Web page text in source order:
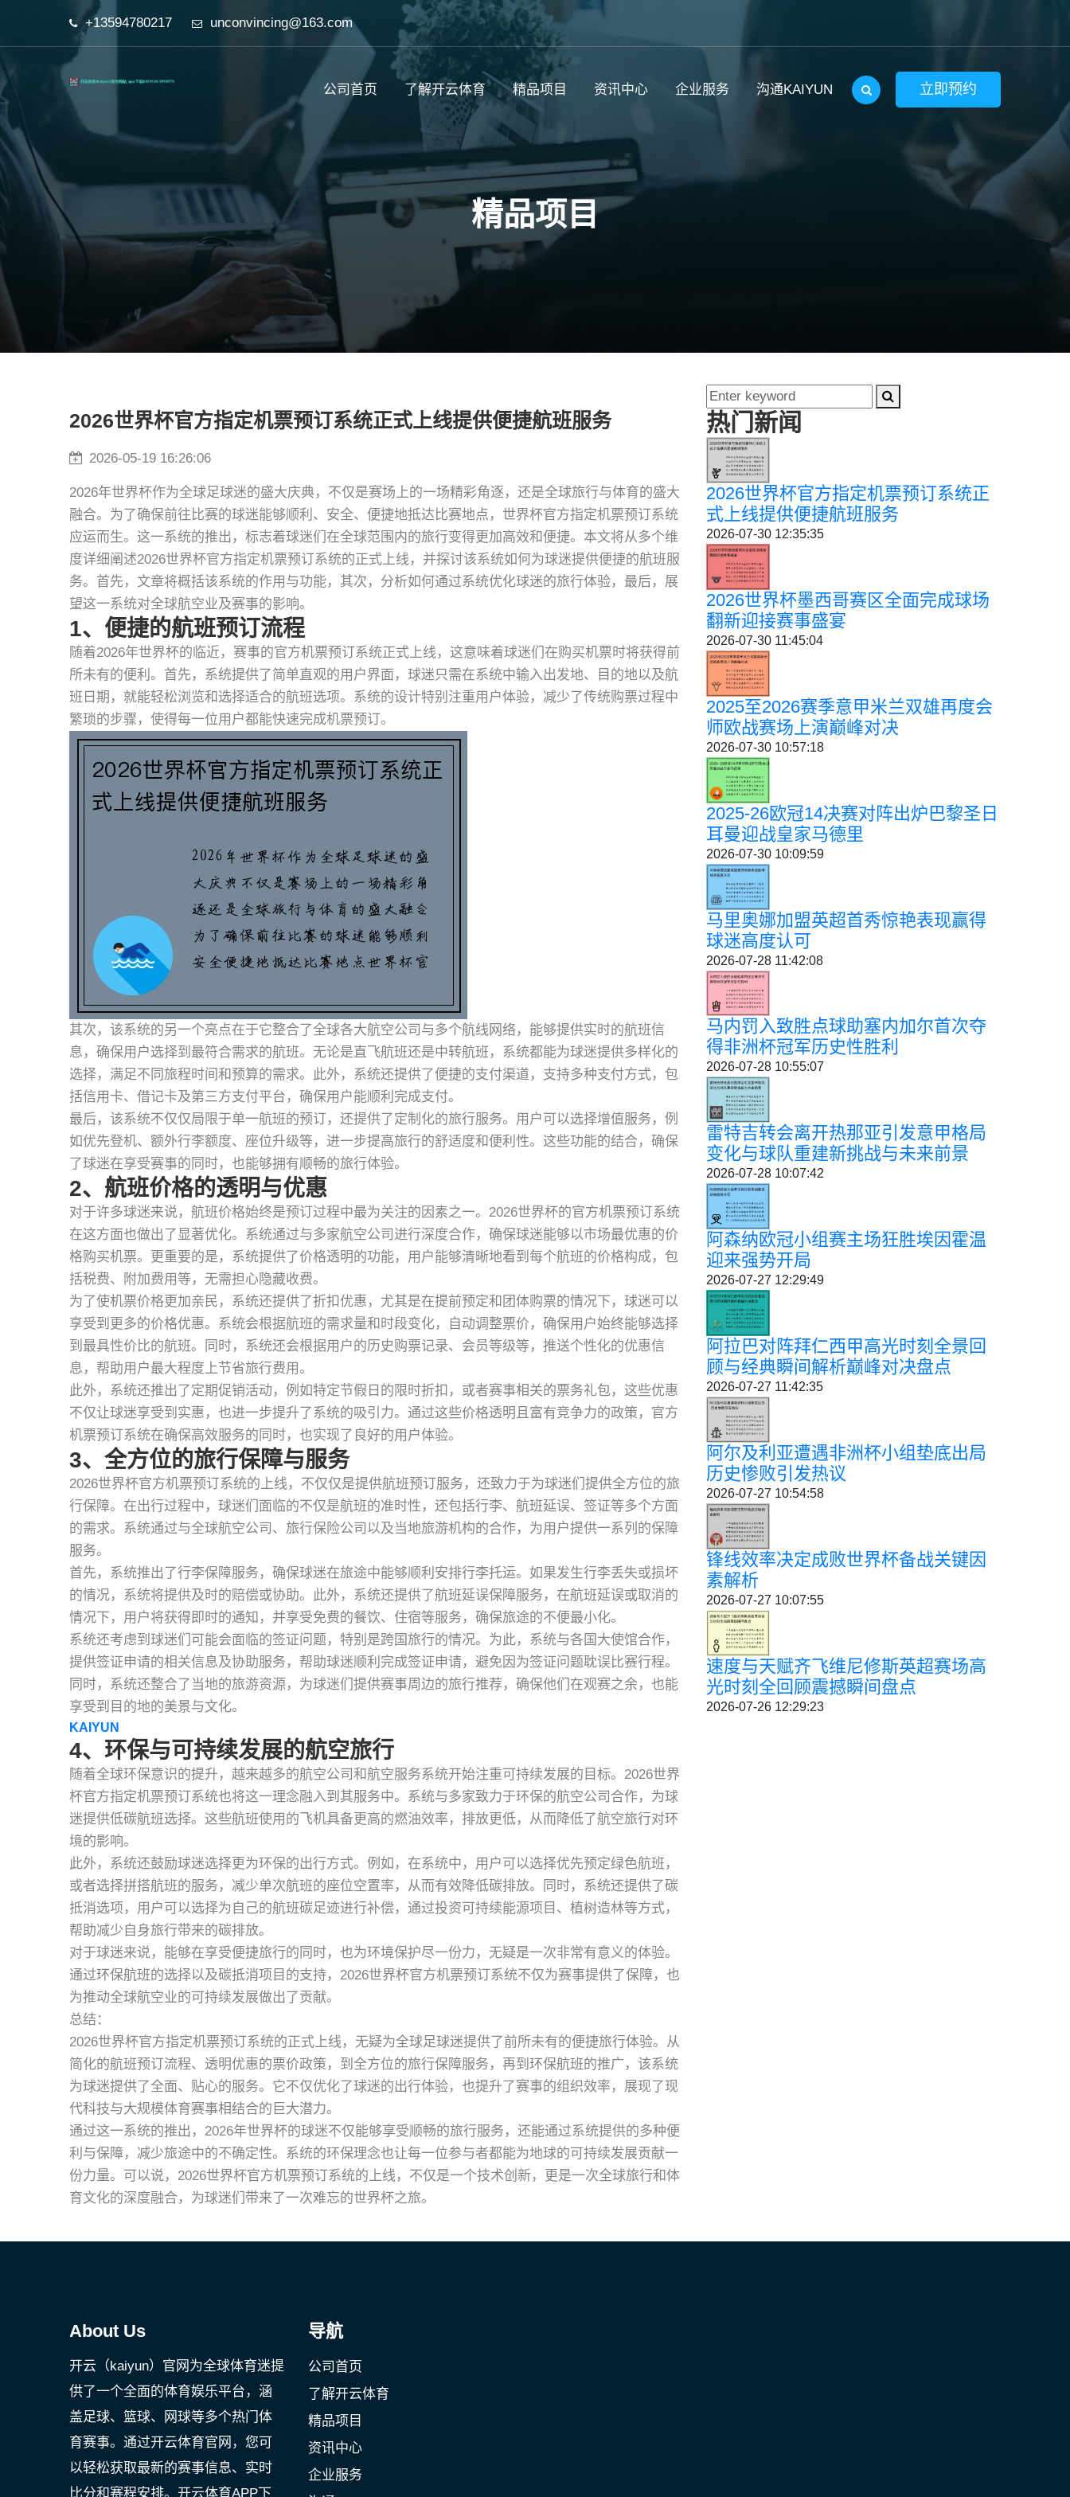
+13594780217 unconvincing@163.com
公司首页 了解开云体育 精品项目 资讯中心 企业服务 沟通KAIYUN 立即预约
精品项目
2026世界杯官方指定机票预订系统正式上线提供便捷航班服务
2026-05-19 16:26:06
2026年世界杯作为全球足球迷的盛大庆典，不仅是赛场上的一场精彩角逐，还是全球旅行与体育的盛大
融合。为了确保前往比赛的球迷能够顺利、安全、便捷地抵达比赛地点，世界杯官方指定机票预订系统
应运而生。这一系统的推出，标志着球迷们在全球范围内的旅行变得更加高效和便捷。本文将从多个维
度详细阐述2026世界杯官方指定机票预订系统的正式上线，并探讨该系统如何为球迷提供便捷的航班服
务。首先，文章将概括该系统的作用与功能，其次，分析如何通过系统优化球迷的旅行体验，最后，展
望这一系统对全球航空业及赛事的影响。
1、便捷的航班预订流程
随着2026年世界杯的临近，赛事的官方机票预订系统正式上线，这意味着球迷们在购买机票时将获得前
所未有的便利。首先，系统提供了简单直观的用户界面，球迷只需在系统中输入出发地、目的地以及航
班日期，就能轻松浏览和选择适合的航班选项。系统的设计特别注重用户体验，减少了传统购票过程中
繁琐的步骤，使得每一位用户都能快速完成机票预订。
其次，该系统的另一个亮点在于它整合了全球各大航空公司与多个航线网络，能够提供实时的航班信
息，确保用户选择到最符合需求的航班。无论是直飞航班还是中转航班，系统都能为球迷提供多样化的
选择，满足不同旅程时间和预算的需求。此外，系统还提供了便捷的支付渠道，支持多种支付方式，包
括信用卡、借记卡及第三方支付平台，确保用户能顺利完成支付。
最后，该系统不仅仅局限于单一航班的预订，还提供了定制化的旅行服务。用户可以选择增值服务，例
如优先登机、额外行李额度、座位升级等，进一步提高旅行的舒适度和便利性。这些功能的结合，确保
了球迷在享受赛事的同时，也能够拥有顺畅的旅行体验。
2、航班价格的透明与优惠
对于许多球迷来说，航班价格始终是预订过程中最为关注的因素之一。2026世界杯的官方机票预订系统
在这方面也做出了显著优化。系统通过与多家航空公司进行深度合作，确保球迷能够以市场最优惠的价
格购买机票。更重要的是，系统提供了价格透明的功能，用户能够清晰地看到每个航班的价格构成，包
括税费、附加费用等，无需担心隐藏收费。
为了使机票价格更加亲民，系统还提供了折扣优惠，尤其是在提前预定和团体购票的情况下，球迷可以
享受到更多的价格优惠。系统会根据航班的需求量和时段变化，自动调整票价，确保用户始终能够选择
到最具性价比的航班。同时，系统还会根据用户的历史购票记录、会员等级等，推送个性化的优惠信
息，帮助用户最大程度上节省旅行费用。
此外，系统还推出了定期促销活动，例如特定节假日的限时折扣，或者赛事相关的票务礼包，这些优惠
不仅让球迷享受到实惠，也进一步提升了系统的吸引力。通过这些价格透明且富有竞争力的政策，官方
机票预订系统在确保高效服务的同时，也实现了良好的用户体验。
3、全方位的旅行保障与服务
2026世界杯官方机票预订系统的上线，不仅仅是提供航班预订服务，还致力于为球迷们提供全方位的旅
行保障。在出行过程中，球迷们面临的不仅是航班的准时性，还包括行李、航班延误、签证等多个方面
的需求。系统通过与全球航空公司、旅行保险公司以及当地旅游机构的合作，为用户提供一系列的保障
服务。
首先，系统推出了行李保障服务，确保球迷在旅途中能够顺利安排行李托运。如果发生行李丢失或损坏
的情况，系统将提供及时的赔偿或协助。此外，系统还提供了航班延误保障服务，在航班延误或取消的
情况下，用户将获得即时的通知，并享受免费的餐饮、住宿等服务，确保旅途的不便最小化。
系统还考虑到球迷们可能会面临的签证问题，特别是跨国旅行的情况。为此，系统与各国大使馆合作，
提供签证申请的相关信息及协助服务，帮助球迷顺利完成签证申请，避免因为签证问题耽误比赛行程。
同时，系统还整合了当地的旅游资源，为球迷们提供赛事周边的旅行推荐，确保他们在观赛之余，也能
享受到目的地的美景与文化。
KAIYUN
4、环保与可持续发展的航空旅行
随着全球环保意识的提升，越来越多的航空公司和航空服务系统开始注重可持续发展的目标。2026世界
杯官方指定机票预订系统也将这一理念融入到其服务中。系统与多家致力于环保的航空公司合作，为球
迷提供低碳航班选择。这些航班使用的飞机具备更高的燃油效率，排放更低，从而降低了航空旅行对环
境的影响。
此外，系统还鼓励球迷选择更为环保的出行方式。例如，在系统中，用户可以选择优先预定绿色航班，
或者选择拼搭航班的服务，减少单次航班的座位空置率，从而有效降低碳排放。同时，系统还提供了碳
抵消选项，用户可以选择为自己的航班碳足迹进行补偿，通过投资可持续能源项目、植树造林等方式，
帮助减少自身旅行带来的碳排放。
对于球迷来说，能够在享受便捷旅行的同时，也为环境保护尽一份力，无疑是一次非常有意义的体验。
通过环保航班的选择以及碳抵消项目的支持，2026世界杯官方机票预订系统不仅为赛事提供了保障，也
为推动全球航空业的可持续发展做出了贡献。
总结：
2026世界杯官方指定机票预订系统的正式上线，无疑为全球足球迷提供了前所未有的便捷旅行体验。从
简化的航班预订流程、透明优惠的票价政策，到全方位的旅行保障服务，再到环保航班的推广，该系统
为球迷提供了全面、贴心的服务。它不仅优化了球迷的出行体验，也提升了赛事的组织效率，展现了现
代科技与大规模体育赛事相结合的巨大潜力。
通过这一系统的推出，2026年世界杯的球迷不仅能够享受顺畅的旅行服务，还能通过系统提供的多种便
利与保障，减少旅途中的不确定性。系统的环保理念也让每一位参与者都能为地球的可持续发展贡献一
份力量。可以说，2026世界杯官方机票预订系统的上线，不仅是一个技术创新，更是一次全球旅行和体
育文化的深度融合，为球迷们带来了一次难忘的世界杯之旅。
热门新闻
2026世界杯官方指定机票预订系统正
式上线提供便捷航班服务
2026-07-30 12:35:35
2026世界杯墨西哥赛区全面完成球场
翻新迎接赛事盛宴
2026-07-30 11:45:04
2025至2026赛季意甲米兰双雄再度会
师欧战赛场上演巅峰对决
2026-07-30 10:57:18
2025-26欧冠14决赛对阵出炉巴黎圣日
耳曼迎战皇家马德里
2026-07-30 10:09:59
马里奥娜加盟英超首秀惊艳表现赢得
球迷高度认可
2026-07-28 11:42:08
马内罚入致胜点球助塞内加尔首次夺
得非洲杯冠军历史性胜利
2026-07-28 10:55:07
雷特吉转会离开热那亚引发意甲格局
变化与球队重建新挑战与未来前景
2026-07-28 10:07:42
阿森纳欧冠小组赛主场狂胜埃因霍温
迎来强势开局
2026-07-27 12:29:49
阿拉巴对阵拜仁西甲高光时刻全景回
顾与经典瞬间解析巅峰对决盘点
2026-07-27 11:42:35
阿尔及利亚遭遇非洲杯小组垫底出局
历史惨败引发热议
2026-07-27 10:54:58
锋线效率决定成败世界杯备战关键因
素解析
2026-07-27 10:07:55
速度与天赋齐飞维尼修斯英超赛场高
光时刻全回顾震撼瞬间盘点
2026-07-26 12:29:23
About Us
开云（kaiyun）官网为全球体育迷提
供了一个全面的体育娱乐平台，涵
盖足球、篮球、网球等多个热门体
育赛事。通过开云体育官网，您可
以轻松获取最新的赛事信息、实时
比分和赛程安排。开云体育APP下
导航
公司首页
了解开云体育
精品项目
资讯中心
企业服务